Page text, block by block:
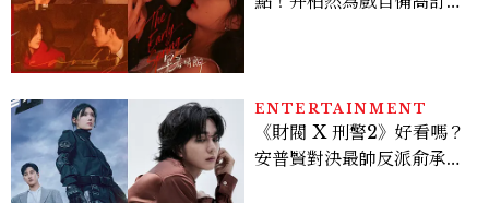
ENTERTAINMENT
《財閥 X 刑警2》好看嗎？
安普賢對決最帥反派俞承